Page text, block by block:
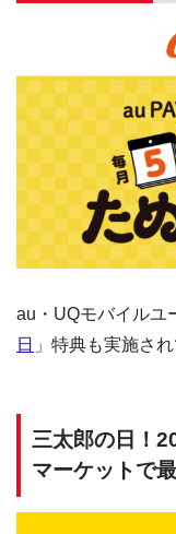
au・UQモバイルユ
日 」特典も実施され
三太郎の日！
マーケットで